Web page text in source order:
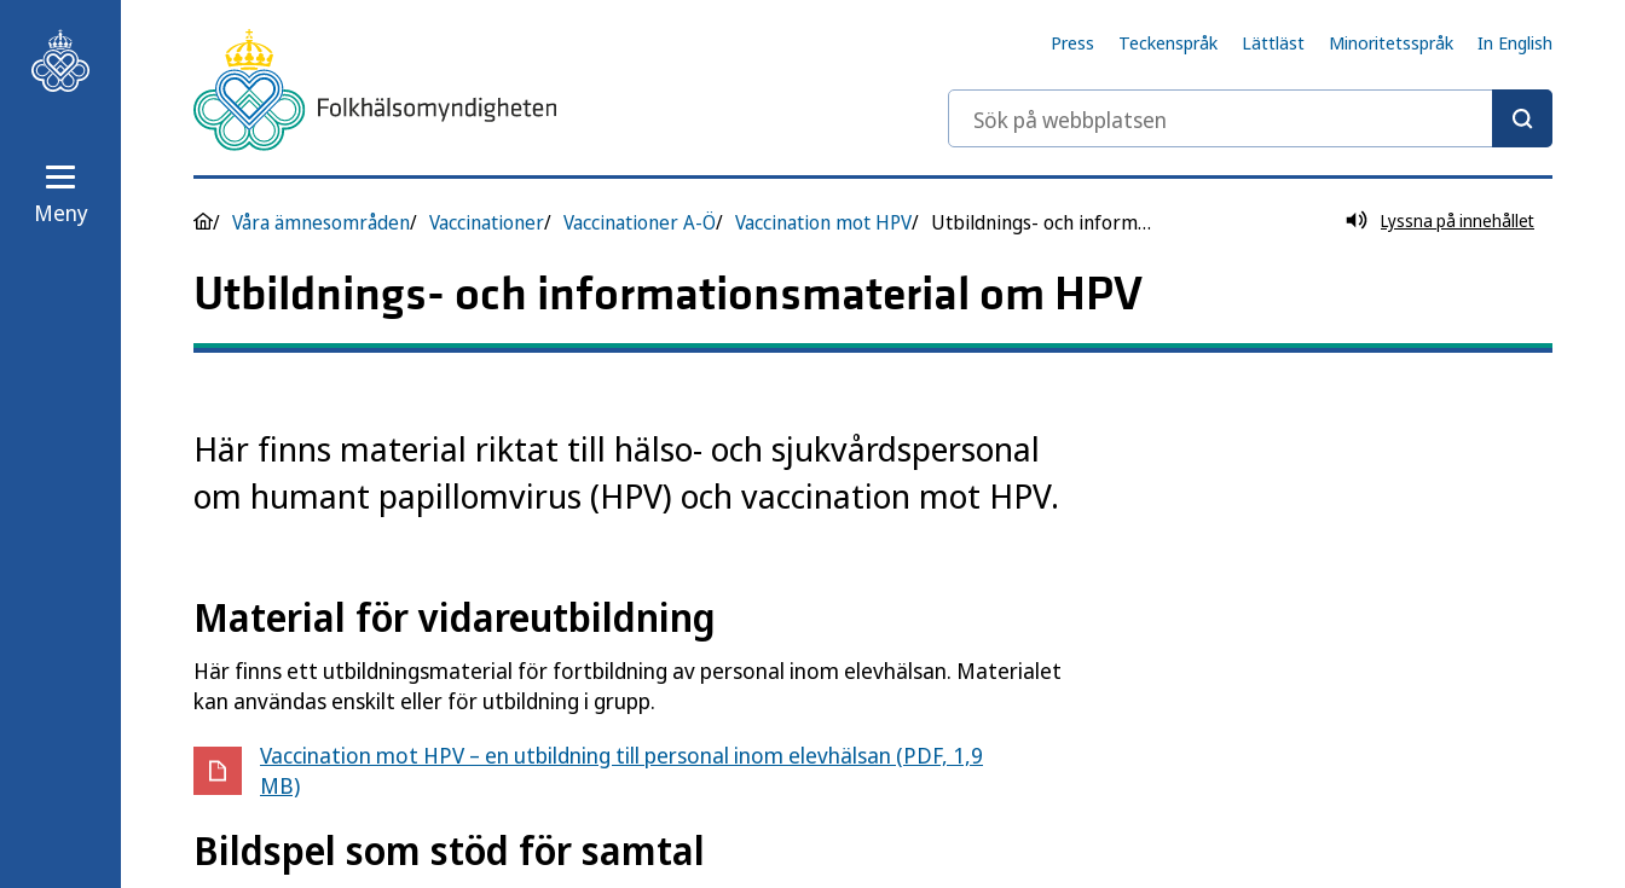
Meny
Press Teckenspråk Lättläst Minoritetsspråk In English
Sök på webbplatsen
Våra ämnesområden Vaccinationer Vaccinationer A-Ö Vaccination mot HPV Utbildnings- och informationsmaterial Lyssna på innehållet
Utbildnings- och informationsmaterial om HPV
Här finns material riktat till hälso- och sjukvårdspersonal
om humant papillomvirus (HPV) och vaccination mot HPV.
Material för vidareutbildning
Här finns ett utbildningsmaterial för fortbildning av personal inom elevhälsan. Materialet
kan användas enskilt eller för utbildning i grupp.
Vaccination mot HPV – en utbildning till personal inom elevhälsan (PDF, 1,9
MB)
Bildspel som stöd för samtal